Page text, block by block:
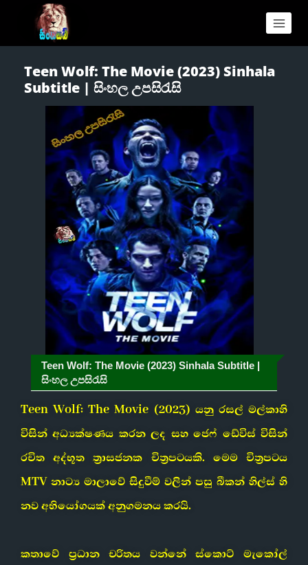
Teen Wolf: The Movie (2023) Sinhala
Subtitle | සිංහල උපසිරැසි
Teen Wolf: The Movie (2023) Sinhala Subtitle |
සිංහල උපසිරැසි
Teen Wolf: The Movie (2023) යනු රසල් මල්කාහි
විසින් අධ්‍යක්ෂණය කරන ලද සහ ජෙෆ් ඩේවිස් විසින්
රචිත අද්භූත ත්‍රාසජනක චිත්‍රපටයකි. මෙම චිත්‍රපටය
MTV නාට්‍ය මාලාවේ සිදුවීම් වලින් පසු බීකන් හිල්ස් හි
නව අභියෝගයක් අනුගමනය කරයි.
කතාවේ ප්‍රධාන චරිතය වන්නේ ස්කොට් මැකෝල්